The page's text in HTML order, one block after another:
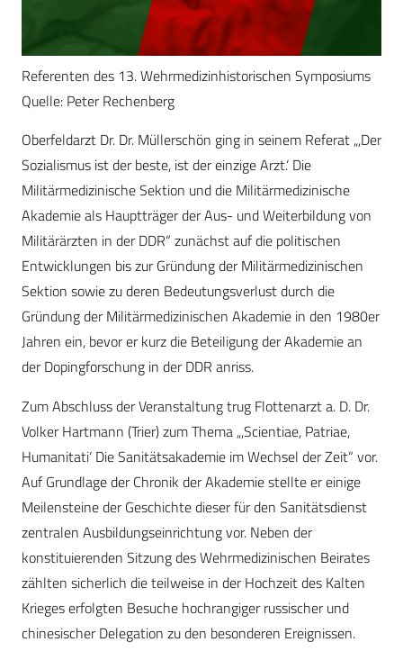
Referenten des 13. Wehrmedizinhistorischen Symposiums
Quelle: Peter Rechenberg
Oberfeldarzt Dr. Dr. Müllerschön ging in seinem Referat „,Der
Sozialismus ist der beste, ist der einzige Arzt.‘ Die
Militärmedizinische Sektion und die Militärmedizinische
Akademie als Hauptträger der Aus- und Weiterbildung von
Militärärzten in der DDR“ zunächst auf die politischen
Entwicklungen bis zur Gründung der Militärmedizinischen
Sektion sowie zu deren Bedeutungsverlust durch die
Gründung der Militärmedizinischen Akademie in den 1980er
Jahren ein, bevor er kurz die Beteiligung der Akademie an
der Dopingforschung in der DDR anriss.
Zum Abschluss der Veranstaltung trug Flottenarzt a. D. Dr.
Volker Hartmann (Trier) zum Thema „,Scientiae, Patriae,
Humanitati‘ Die Sanitätsakademie im Wechsel der Zeit“ vor.
Auf Grundlage der Chronik der Akademie stellte er einige
Meilensteine der Geschichte dieser für den Sanitätsdienst
zentralen Ausbildungseinrichtung vor. Neben der
konstituierenden Sitzung des Wehrmedizinischen Beirates
zählten sicherlich die teilweise in der Hochzeit des Kalten
Krieges erfolgten Besuche hochrangiger russischer und
chinesischer Delegation zu den besonderen Ereignissen.